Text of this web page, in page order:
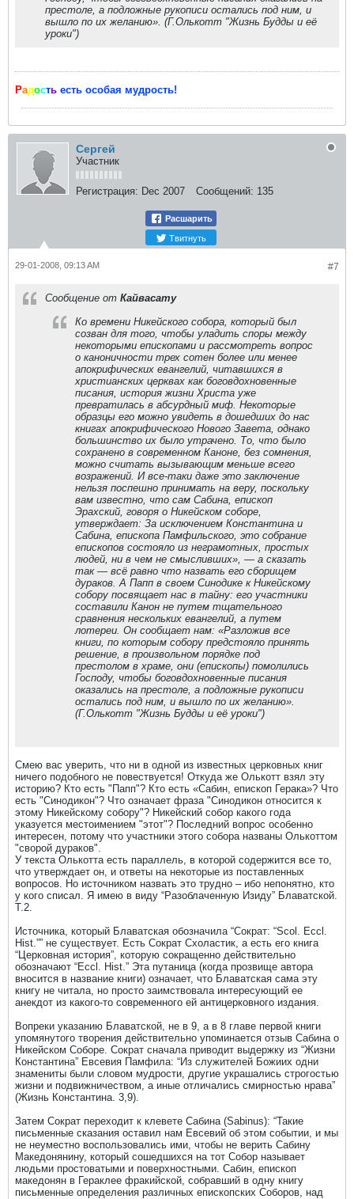
престоле, а подложные рукописи остались под ним, и
вышло по их желанию». (Г.Олькотт "Жизнь Будды и её
уроки")
Радость есть особая мудрость!
Сергей
Участник
Регистрация: Dec 2007 Сообщений: 135
Расшарить
Твитнуть
#7
29-01-2008, 09:13 AM
Сообщение от Кайвасату
Ко времени Никейского собора, который был
созван для того, чтобы уладить споры между
некоторыми епископами и рассмотреть вопрос
о каноничности трех сотен более или менее
апокрифических евангелий, читавшихся в
христианских церквах как боговдохновенные
писания, история жизни Христа уже
превратилась в абсурдный миф. Некоторые
образцы его можно увидеть в дошедших до нас
книгах апокрифического Нового Завета, однако
большинство их было утрачено. То, что было
сохранено в современном Каноне, без сомнения,
можно считать вызывающим меньше всего
возражений. И все-таки даже это заключение
нельзя поспешно принимать на веру, поскольку
вам известно, что сам Сабина, епископ
Эрахский, говоря о Никейском соборе,
утверждает: За исключением Константина и
Сабина, епископа Памфильского, это собрание
епископов состояло из неграмотных, простых
людей, ни в чем не смысливших», — а сказать
так — всё равно что назвать его сборищем
дураков. А Папп в своем Синодике к Никейскому
собору посвящает нас в тайну: его участники
составили Канон не путем тщательного
сравнения нескольких евангелий, а путем
лотереи. Он сообщает нам: «Разложив все
книги, по которым собору предстояло принять
решение, в произвольном порядке под
престолом в храме, они (епископы) помолились
Господу, чтобы боговдохновенные писания
оказались на престоле, а подложные рукописи
остались под ним, и вышло по их желанию».
(Г.Олькотт "Жизнь Будды и её уроки")
Смею вас уверить, что ни в одной из известных церковных книг
ничего подобного не повествуется! Откуда же Олькотт взял эту
историю? Кто есть "Папп"? Кто есть «Сабин, епископ Герака»? Что
есть "Синодикон"? Что означает фраза "Синодикон относится к
этому Никейскому собору"? Никейский собор какого года
указуется местоимением "этот"? Последний вопрос особенно
интересен, потому что участники этого собора названы Олькоттом
"сворой дураков".
У текста Олькотта есть параллель, в которой содержится все то,
что утверждает он, и ответы на некоторые из поставленных
вопросов. Но источником назвать это трудно – ибо непонятно, кто
у кого списал. Я имею в виду “Разоблаченную Изиду” Блаватской.
Т.2.
Источника, который Блаватская обозначила “Сократ: “Scol. Eccl.
Hist.”” не существует. Есть Сократ Схоластик, а есть его книга
“Церковная история”, которую сокращенно действительно
обозначают “Eccl. Hist.” Эта путаница (когда прозвище автора
вносится в название книги) означает, что Блаватская сама эту
книгу не читала, но просто заимствовала интересующий ее
анекдот из какого-то современного ей антицерковного издания.
Вопреки указанию Блаватской, не в 9, а в 8 главе первой книги
упомянутого творения действительно упоминается отзыв Сабина о
Никейском Соборе. Сократ сначала приводит выдержку из “Жизни
Константина” Евсевия Памфила: “Из служителей Божиих одни
знамениты были словом мудрости, другие украшались строгостью
жизни и подвижничеством, а иные отличались смирностью нрава”
(Жизнь Константина. 3,9).
Затем Сократ переходит к клевете Сабина (Sabinus): “Такие
письменные сказания оставил нам Евсевий об этом событии, и мы
не неуместно воспользовались ими, чтобы не верить Сабину
Македонянину, который сошедшихся на тот Собор называет
людьми простоватыми и поверхностными. Сабин, епископ
македонян в Гераклее фракийской, собравший в одну книгу
письменные определения различных епископских Соборов, над